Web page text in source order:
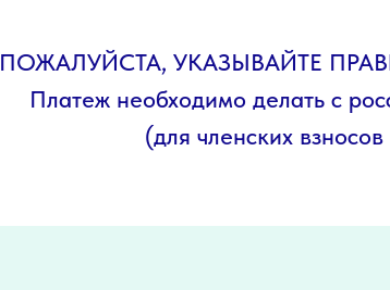
ПОЖАЛУЙСТА, УКАЗЫВАЙТЕ
Платеж необходимо делать с
(для членских